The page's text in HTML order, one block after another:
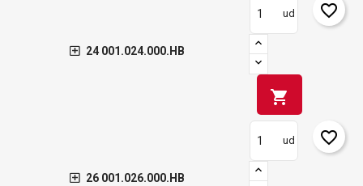
24 001.024.000.HB
ud
shopping_cart
favorite_border
26 001.026.000.HB
ud favorite_border